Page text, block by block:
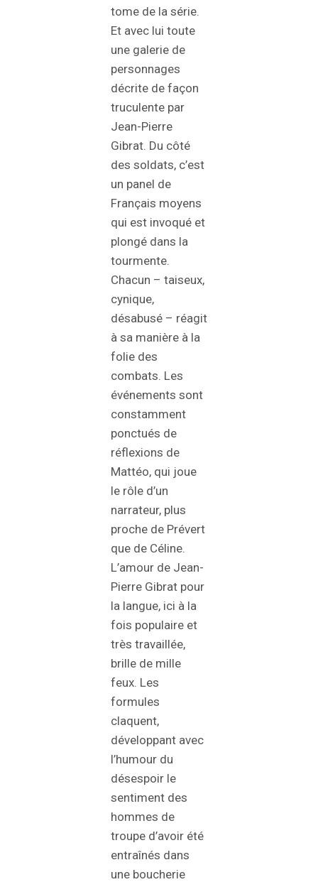
tome de la série.
Et avec lui toute
une galerie de
personnages
décrite de façon
truculente par
Jean-Pierre
Gibrat. Du côté
des soldats, c’est
un panel de
Français moyens
qui est invoqué et
plongé dans la
tourmente.
Chacun – taiseux,
cynique,
désabusé – réagit
à sa manière à la
folie des
combats. Les
événements sont
constamment
ponctués de
réflexions de
Mattéo, qui joue
le rôle d’un
narrateur, plus
proche de Prévert
que de Céline.
L’amour de Jean-
Pierre Gibrat pour
la langue, ici à la
fois populaire et
très travaillée,
brille de mille
feux. Les
formules
claquent,
développant avec
l’humour du
désespoir le
sentiment des
hommes de
troupe d’avoir été
entraînés dans
une boucherie